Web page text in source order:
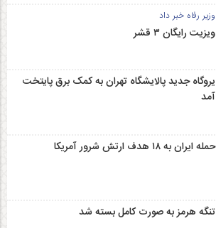
وزیر رفاه خبر داد
ویزیت رایگان ۳ قشر
یروگاه جدید پالایشگاه تهران به کمک برق پایتخت
آمد
حمله ایران به ۱۸ هدف ارتش شرور آمریکا
تنگه هرمز به صورت کامل بسته شد